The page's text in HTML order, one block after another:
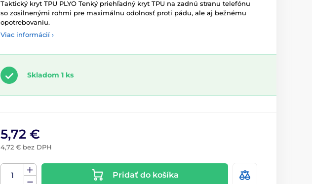
Taktický kryt TPU PLYO Tenký priehľadný kryt TPU na zadnú stranu telefónu
so zosilnenými rohmi pre maximálnu odolnosť proti pádu, ale aj bežnému
opotrebovaniu.
Viac informácií ›
Skladom 1 ks
5,72 €
4,72 € bez DPH
Pridať do košíka